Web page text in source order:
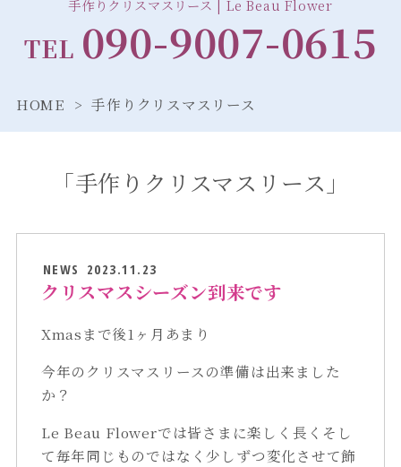
手作りクリスマスリース | Le Beau Flower
TEL 090-9007-0615
HOME 手作りクリスマスリース
「手作りクリスマスリース」
NEWS 2023.11.23
クリスマスシーズン到来です
Xmasまで後1ヶ月あまり
今年のクリスマスリースの準備は出来ました
か？
Le Beau Flowerでは皆さまに楽しく長くそし
て毎年同じものではなく少しずつ変化させて飾